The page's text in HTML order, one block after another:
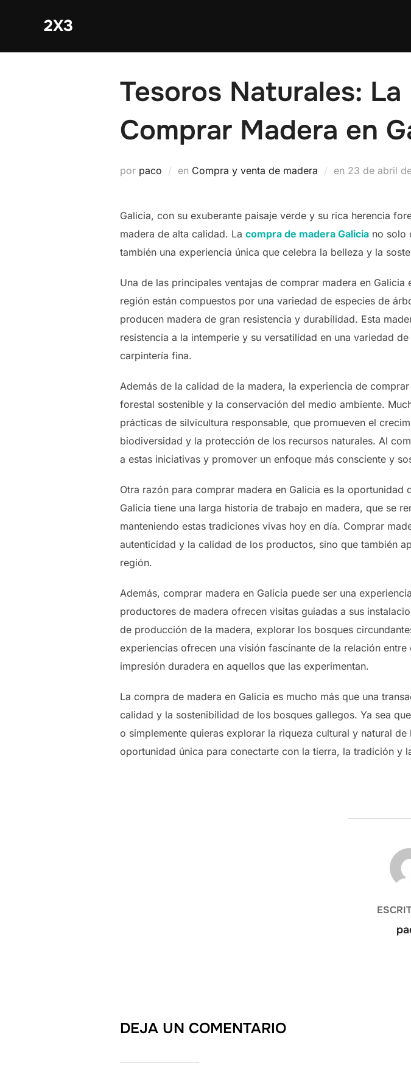
2X3
Tesoros Naturales:
Comprar Madera en
por paco en Compra y venta de madera en Publicado
23 de abril
Galicia, con su exuberante paisaje verde y su rica herencia
madera de alta calidad. La compra de madera Galicia no solo
también una experiencia única que celebra la belleza y la
Una de las principales ventajas de comprar madera en
región están compuestos por una variedad de especies de
producen madera de gran resistencia y durabilidad. Esta
resistencia a la intemperie y su versatilidad en una variedad
carpintería fina.
Además de la calidad de la madera, la experiencia de
forestal sostenible y la conservación del medio ambiente.
prácticas de silvicultura responsable, que promueven el
biodiversidad y la protección de los recursos naturales. Al
a estas iniciativas y promover un enfoque más consciente y
Otra razón para comprar madera en Galicia es la
Galicia tiene una larga historia de trabajo en madera, que se
manteniendo estas tradiciones vivas hoy en día. Comprar
autenticidad y la calidad de los productos, sino que también
región.
Además, comprar madera en Galicia puede ser una
productores de madera ofrecen visitas guiadas a sus
de producción de la madera, explorar los bosques
experiencias ofrecen una visión fascinante de la relación
impresión duradera en aquellos que las experimentan.
La compra de madera en Galicia es mucho más que una
calidad y la sostenibilidad de los bosques gallegos. Ya sea
o simplemente quieras explorar la riqueza cultural y natural
oportunidad única para conectarte con la tierra, la tradición y
AUTOR DE
DEJA UN COMENTARIO